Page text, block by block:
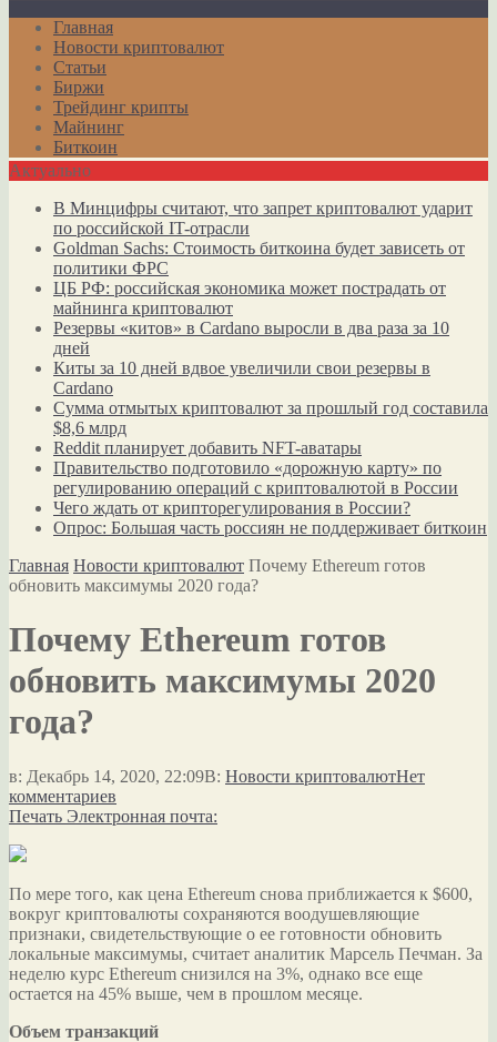
Главная
Новости криптовалют
Статьи
Биржи
Трейдинг крипты
Майнинг
Биткоин
Актуально
В Минцифры считают, что запрет криптовалют ударит
по российской IT-отрасли
Goldman Sachs: Стоимость биткоина будет зависеть от
политики ФРС
ЦБ РФ: российская экономика может пострадать от
майнинга криптовалют
Резервы «китов» в Cardano выросли в два раза за 10
дней
Киты за 10 дней вдвое увеличили свои резервы в
Cardano
Сумма отмытых криптовалют за прошлый год составила
$8,6 млрд
Reddit планирует добавить NFT-аватары
Правительство подготовило «дорожную карту» по
регулированию операций с криптовалютой в России
Чего ждать от крипторегулирования в России?
Опрос: Большая часть россиян не поддерживает биткоин
Главная Новости криптовалют Почему Ethereum готов
обновить максимумы 2020 года?
Почему Ethereum готов
обновить максимумы 2020
года?
в: Декабрь 14, 2020, 22:09В: Новости криптовалютНет
комментариев
Печать Электронная почта:
По мере того, как цена Ethereum снова приближается к $600,
вокруг криптовалюты сохраняются воодушевляющие
признаки, свидетельствующие о ее готовности обновить
локальные максимумы, считает аналитик Марсель Печман. За
неделю курс Ethereum снизился на 3%, однако все еще
остается на 45% выше, чем в прошлом месяце.
Объем транзакций